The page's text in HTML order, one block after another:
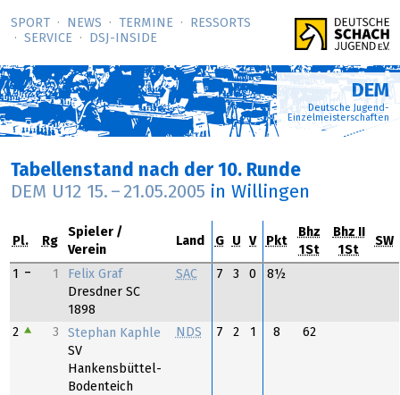
SPORT NEWS TERMINE
RESSORTS
SERVICE
DSJ-­INSIDE
DEM
Deutsche Jugend-
Einzelmeisterschaften
Tabellenstand nach der 10. Runde
DEM U12 15. – 21.05.2005 in Willingen
Pl. Rg
Spieler
Verein
Land G U V Pkt
Bhz
1St
Bhz II
1St
SW
1 1
Felix Graf
Dresdner SC
1898
SAC 7 3 0 8½
2 3
Stephan Kaphle
SV
Hankensbüttel-
Bodenteich
NDS 7 2 1 8 62